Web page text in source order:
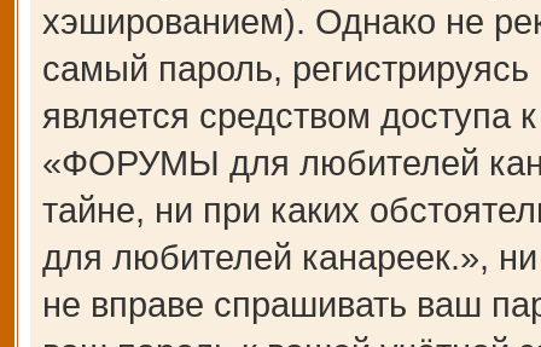
хэшированием). Однако не
самый пароль,
является средством доступа
«ФОРУМЫ для любителей
тайне, ни при каких
для любителей канареек.»,
не вправе спрашивать ваш